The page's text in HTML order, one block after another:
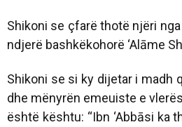
Shikoni se çfarë thotë njëri
ndjerë bashkëkohorë ‘Alāme
Shikoni se si ky dijetar i madh
dhe mënyrën emeuiste e
është kështu: “Ibn ‘Abbāsi ka